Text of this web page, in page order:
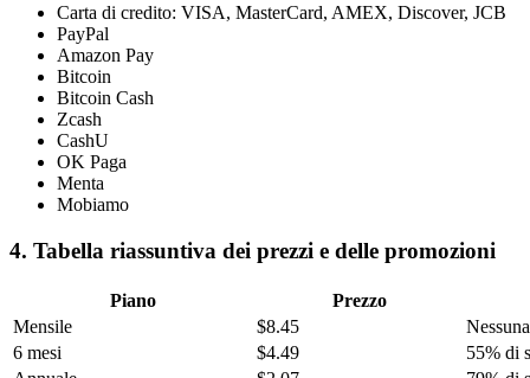
Carta di credito: VISA, MasterCard, AMEX, Discover, JCB
PayPal
Amazon Pay
Bitcoin
Bitcoin Cash
Zcash
CashU
OK Paga
Menta
Mobiamo
4. Tabella riassuntiva dei prezzi e delle promozioni
Piano
Prezzo
Mensile
$8.45
6 mesi
$4.49
55% di